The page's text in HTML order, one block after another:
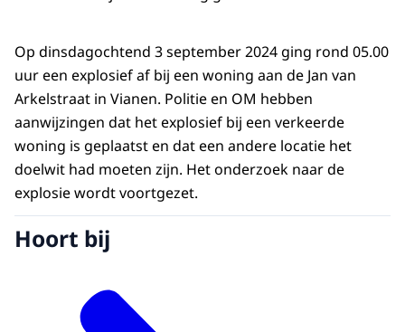
Op dinsdagochtend 3 september 2024 ging rond 05.00
uur een explosief af bij een woning aan de Jan van
Arkelstraat in Vianen. Politie en OM hebben
aanwijzingen dat het explosief bij een verkeerde
woning is geplaatst en dat een andere locatie het
doelwit had moeten zijn. Het onderzoek naar de
explosie wordt voortgezet.
Hoort bij